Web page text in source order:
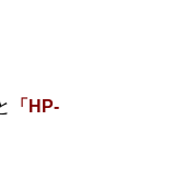
「HP-